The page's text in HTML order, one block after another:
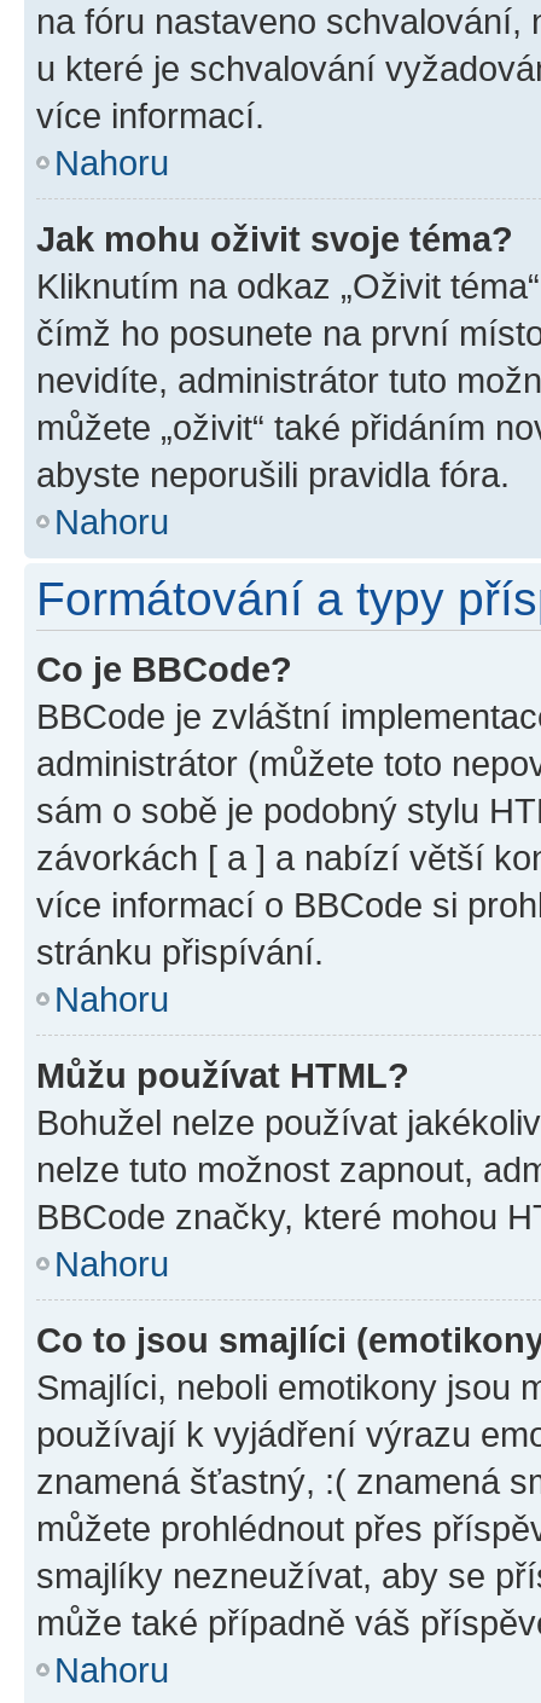
na fóru nastaveno schvalování,
u které je schvalování
více informací.
Nahoru
Jak mohu oživit svoje téma?
Kliknutím na odkaz „Oživit
čímž ho posunete na první
nevidíte, administrátor tuto
můžete „oživit“ také přidáním
abyste neporušili pravidla fóra.
Nahoru
Formátování a typy
Co je BBCode?
BBCode je zvláštní
administrátor (můžete toto
sám o sobě je podobný stylu
závorkách [ a ] a nabízí větší
více informací o BBCode si
stránku přispívání.
Nahoru
Můžu používat HTML?
Bohužel nelze používat
nelze tuto možnost zapnout,
BBCode značky, které mohou
Nahoru
Co to jsou smajlíci
Smajlíci, neboli emotikony jsou
používají k vyjádření výrazu
znamená šťastný, :( znamená
můžete prohlédnout přes
smajlíky nezneužívat, aby se
může také případně váš
Nahoru